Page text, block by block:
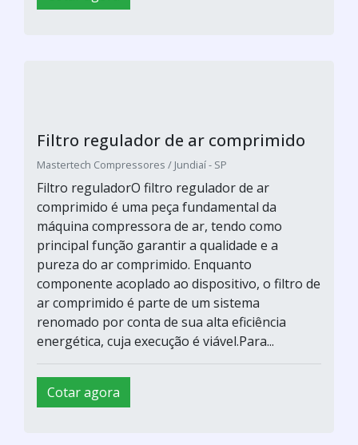
Filtro regulador de ar comprimido
Mastertech Compressores / Jundiaí - SP
Filtro reguladorO filtro regulador de ar
comprimido é uma peça fundamental da
máquina compressora de ar, tendo como
principal função garantir a qualidade e a
pureza do ar comprimido. Enquanto
componente acoplado ao dispositivo, o filtro de
ar comprimido é parte de um sistema
renomado por conta de sua alta eficiência
energética, cuja execução é viável.Para...
Cotar agora